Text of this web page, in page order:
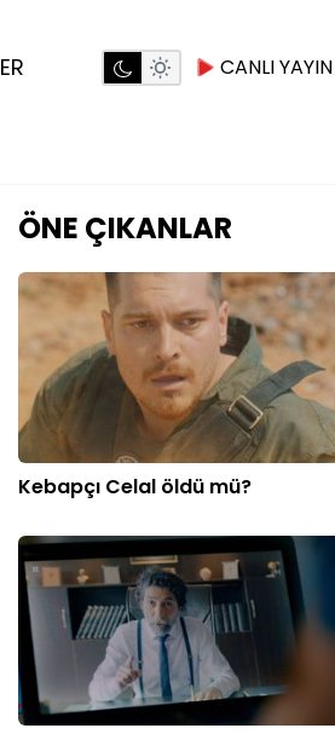
CANLI YAYIN
ÖNE ÇIKANLAR
Kebapçı Celal öldü mü?